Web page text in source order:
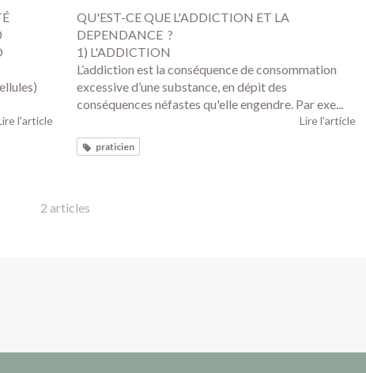
l'article
QU'EST-CE QUE L'ADDICTION ET LA
DEPENDANCE ?
1) L'ADDICTION
L’addiction est la conséquence de consommation
excessive d’une substance, en dépit des
conséquences néfastes qu'elle engendre. Par exe...
Lire l'article
praticien
2 articles